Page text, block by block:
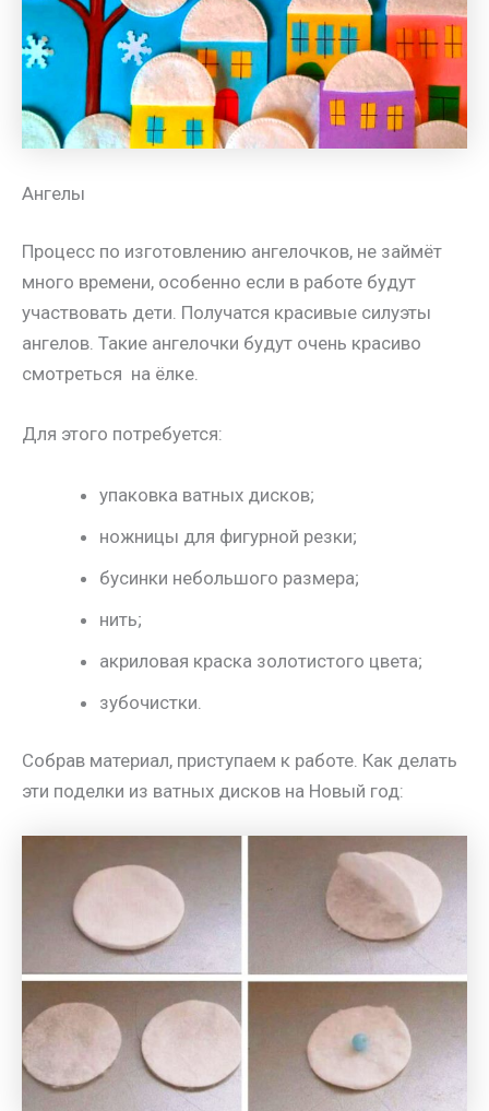
Ангелы
Процесс по изготовлению ангелочков, не займёт
много времени, особенно если в работе будут
участвовать дети. Получатся красивые силуэты
ангелов. Такие ангелочки будут очень красиво
смотреться на ёлке.
Для этого потребуется:
упаковка ватных дисков;
ножницы для фигурной резки;
бусинки небольшого размера;
нить;
акриловая краска золотистого цвета;
зубочистки.
Собрав материал, приступаем к работе. Как делать
эти поделки из ватных дисков на Новый год: